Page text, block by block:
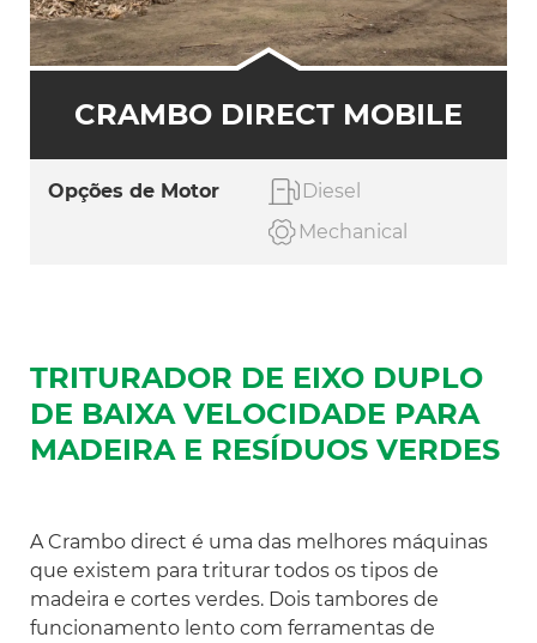
CRAMBO DIRECT MOBILE
Opções de Motor
Diesel
Mechanical
TRITURADOR DE EIXO DUPLO
DE BAIXA VELOCIDADE PARA
MADEIRA E RESÍDUOS VERDES
A Crambo direct é uma das melhores máquinas
que existem para triturar todos os tipos de
madeira e cortes verdes. Dois tambores de
funcionamento lento com ferramentas de